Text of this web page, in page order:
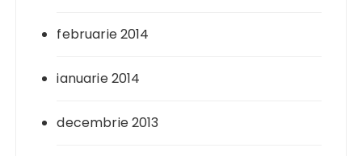
februarie 2014
ianuarie 2014
decembrie 2013